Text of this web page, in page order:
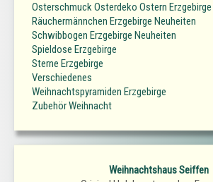
Osterschmuck Osterdeko Ostern
Räuchermännchen Erzgebirge Neuheiten
Schwibbogen Erzgebirge Neuheiten
Spieldose Erzgebirge
Sterne Erzgebirge
Verschiedenes
Weihnachtspyramiden Erzgebirge
Zubehör Weihnacht
Weihnachtshaus Seiffen